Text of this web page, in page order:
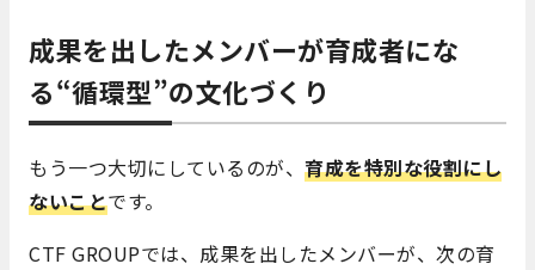
成果を出したメンバーが育成者にな
る“循環型”の文化づくり
もう一つ大切にしているのが、 育成を特別な役割にし
ないことです。
CTF GROUPでは、成果を出したメンバーが、次の育